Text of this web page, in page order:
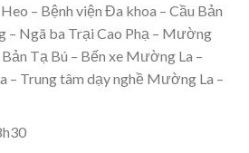
– Bệnh viện Đa khoa – Cầu Bản
– Ngã ba Trại Cao Phạ – Mường
Tạ Bú – Bến xe Mường La –
– Trung tâm dạy nghề Mường La –